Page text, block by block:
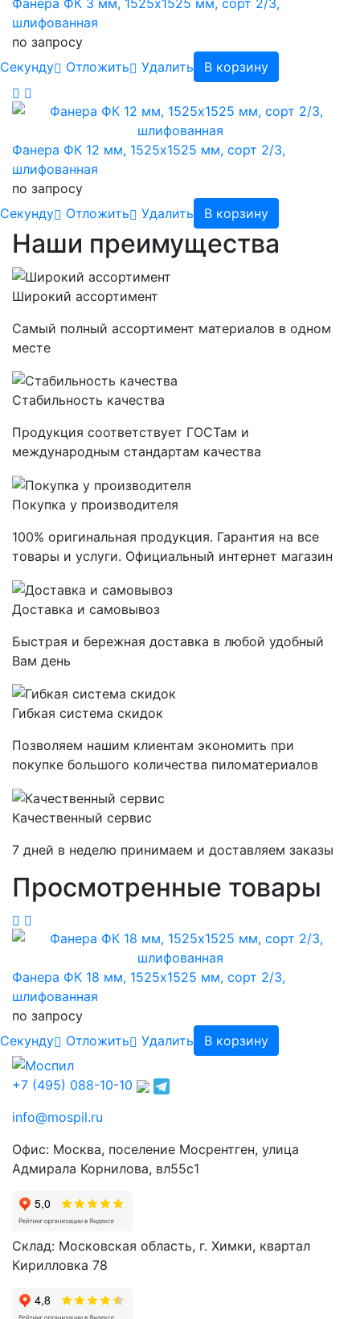
Фанера ФК 3 мм, 1525х1525 мм, сорт 2/3,
шлифованная
по запросу
Cекунду
Отложить Удалить В корзину
Фанера ФК 12 мм, 1525х1525 мм, сорт 2/3,
шлифованная
по запросу
Cекунду
Отложить Удалить В корзину
Наши преимущества
Широкий ассортимент
Самый полный ассортимент материалов в одном
месте
Стабильность качества
Продукция соответствует ГОСТам и
международным стандартам качества
Покупка у производителя
100% оригинальная продукция. Гарантия на все
товары и услуги. Официальный интернет магазин
Доставка и самовывоз
Быстрая и бережная доставка в любой удобный
Вам день
Гибкая система скидок
Позволяем нашим клиентам экономить при
покупке большого количества пиломатериалов
Качественный сервис
7 дней в неделю принимаем и доставляем заказы
Просмотренные товары
Фанера ФК 18 мм, 1525х1525 мм, сорт 2/3,
шлифованная
по запросу
Cекунду
Отложить Удалить В корзину
+7 (495) 088-10-10
info@mospil.ru
Офис: Москва, поселение Мосрентген, улица
Адмирала Корнилова, вл55с1
Склад: Московская область, г. Химки, квартал
Кирилловка 78